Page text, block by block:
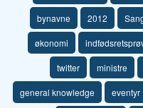
bynavne 2012
økonomi
twitter ministre
general knowledge eventyr